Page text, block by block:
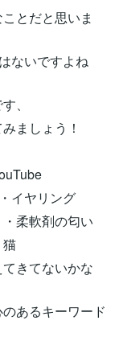
とだと思いま
ないですよね
、
ましょう！
ヤリング
軟剤の匂い
きてないかな
あるキーワード